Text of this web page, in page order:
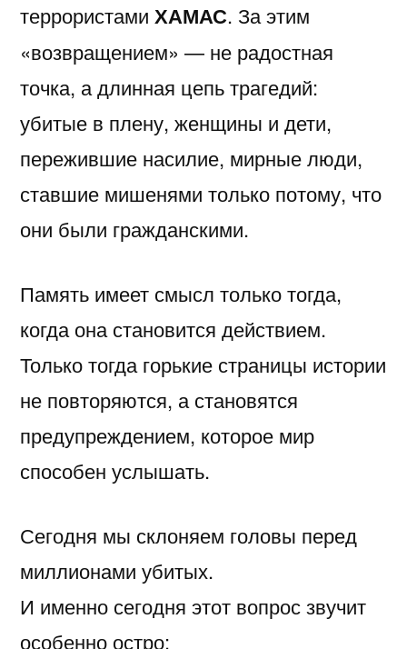
террористами ХАМАС. За этим
«возвращением» — не радостная
точка, а длинная цепь трагедий:
убитые в плену, женщины и дети,
пережившие насилие, мирные люди,
ставшие мишенями только потому, что
они были гражданскими.
Память имеет смысл только тогда,
когда она становится действием.
Только тогда горькие страницы истории
не повторяются, а становятся
предупреждением, которое мир
способен услышать.
Сегодня мы склоняем головы перед
миллионами убитых.
И именно сегодня этот вопрос звучит
особенно остро: